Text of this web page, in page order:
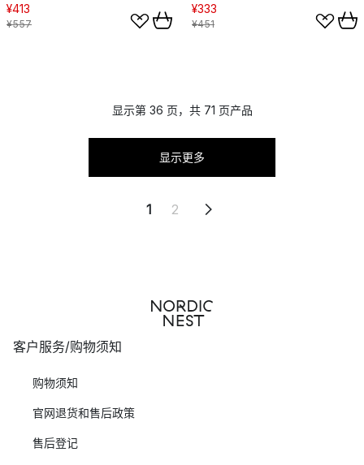
¥413
¥557
¥333
¥451
显示第 36 页，共 71 页产品
显示更多
1 2
客户服务/购物须知
购物须知
官网退货和售后政策
售后登记